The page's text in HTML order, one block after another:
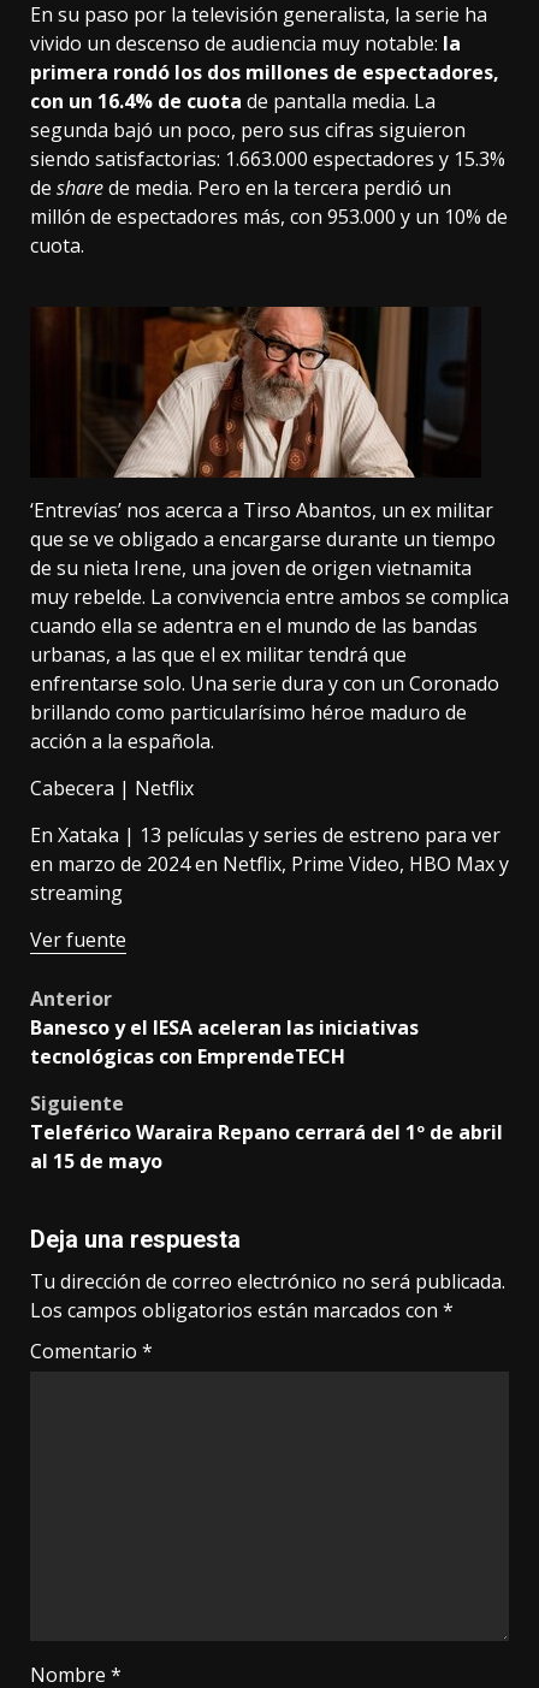
En su paso por la televisión generalista, la serie ha
vivido un descenso de audiencia muy notable: la
primera rondó los dos millones de espectadores,
con un 16.4% de cuota de pantalla media. La
segunda bajó un poco, pero sus cifras siguieron
siendo satisfactorias: 1.663.000 espectadores y 15.3%
de sharede media. Pero en la tercera perdió un
millón de espectadores más, con 953.000 y un 10% de
cuota.
‘Entrevías’ nos acerca a Tirso Abantos, un ex militar
que se ve obligado a encargarse durante un tiempo
de su nieta Irene, una joven de origen vietnamita
muy rebelde. La convivencia entre ambos se complica
cuando ella se adentra en el mundo de las bandas
urbanas, a las que el ex militar tendrá que
enfrentarse solo. Una serie dura y con un Coronado
brillando como particularísimo héroe maduro de
acción a la española.
Cabecera | Netflix
En Xataka | 13 películas y series de estreno para ver
en marzo de 2024 en Netflix, Prime Video, HBO Max y
streaming
Ver fuente
Post
navigation
Anterior
Banesco y el IESA aceleran las iniciativas
tecnológicas con EmprendeTECH
Siguiente
Teleférico Waraira Repano cerrará del 1º de abril
al 15 de mayo
Deja una respuesta
Tu dirección de correo electrónico no será publicada.
Los campos obligatorios están marcados con *
Comentario *
Nombre *